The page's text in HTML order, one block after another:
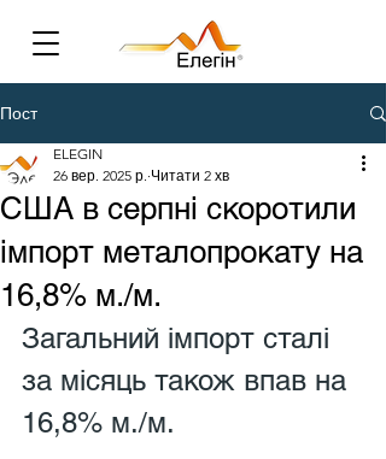
Пост
США в серпні скоротили
імпорт металопрокату на
16,8% м./м.
ELEGIN
26 вер. 2025 р. Читати 2 хв
Загальний імпорт сталі
за місяць також впав на
16,8% м./м.